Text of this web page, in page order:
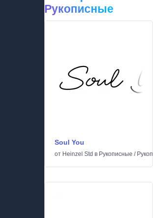
Рукописные
Soul You
от Heinzel Std в Рукописные /